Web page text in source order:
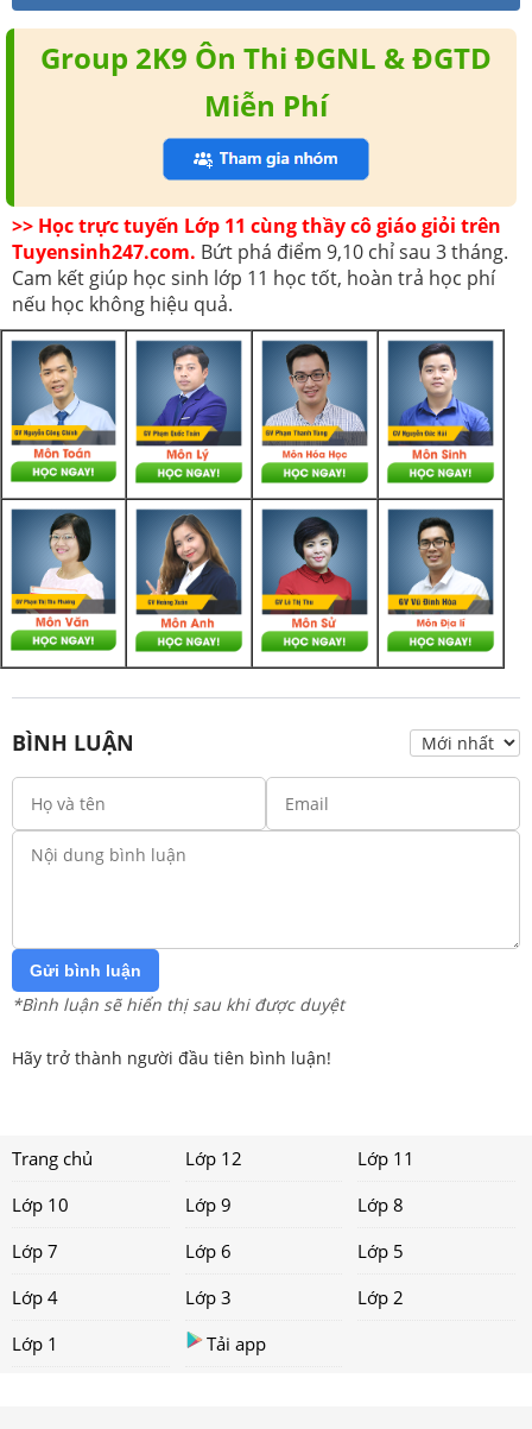
Group 2K9 Ôn Thi ĐGNL & ĐGTD
Miễn Phí
>> Học trực tuyến Lớp 11 cùng thầy cô giáo giỏi trên
Tuyensinh247.com. Bứt phá điểm 9,10 chỉ sau 3 tháng.
Cam kết giúp học sinh lớp 11 học tốt, hoàn trả học phí
nếu học không hiệu quả.
BÌNH LUẬN
Gửi bình luận
*Bình luận sẽ hiển thị sau khi được duyệt
Hãy trở thành người đầu tiên bình luận!
Trang chủ Lớp 12
Lớp 11
Lớp 10
Lớp 9
Lớp 8
Lớp 7
Lớp 6
Lớp 5
Lớp 4
Lớp 3
Lớp 2
Lớp 1
Tải app